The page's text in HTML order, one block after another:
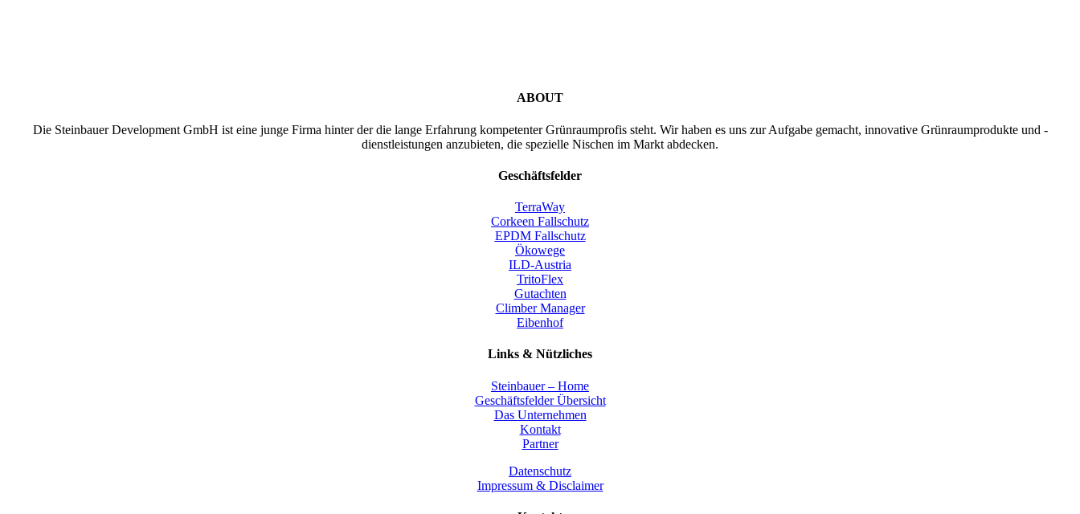
ABOUT
Die Steinbauer Development GmbH ist eine junge Firma hinter der die lange Erfahrung kompetenter Grünraumprofis steht. Wir haben es uns zur Aufgabe gemacht, innovative Grünraumprodukte und -
dienstleistungen anzubieten, die spezielle Nischen im Markt abdecken.
Geschäftsfelder
TerraWay
Corkeen Fallschutz
EPDM Fallschutz
Ökowege
ILD-Austria
TritoFlex
Gutachten
Climber Manager
Eibenhof
Links & Nützliches
Steinbauer – Home
Geschäftsfelder Übersicht
Das Unternehmen
Kontakt
Partner
Datenschutz
Impressum & Disclaimer